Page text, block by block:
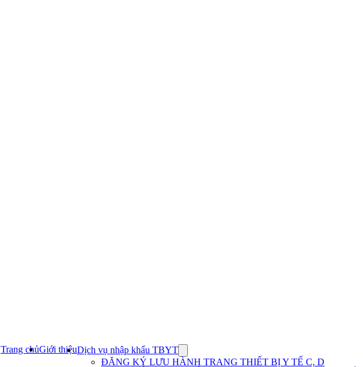
Trang chủGiới thiệuDịch vụ nhập khẩu TBYT
submenu
ĐĂNG KÝ LƯU HÀNH TRANG THIẾT BỊ Y TẾ C, D